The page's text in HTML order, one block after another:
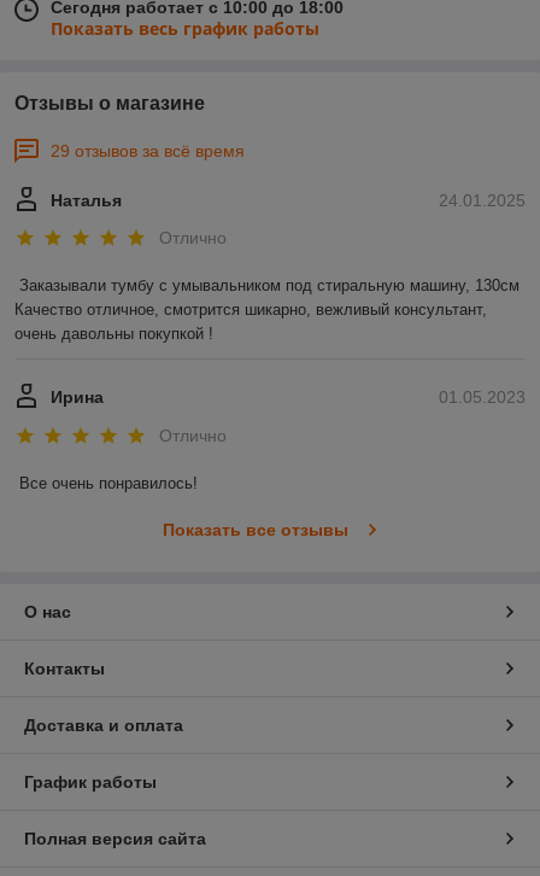
Сегодня работает с 10:00 до 18:00
Показать весь график работы
Отзывы о магазине
29 отзывов за всё время
24.01.2025
Наталья
Отлично
Заказывали тумбу с умывальником под стиральную машину, 130см
Качество отличное, смотрится шикарно, вежливый консультант,
очень давольны покупкой !
01.05.2023
Ирина
Отлично
Все очень понравилось!
Показать все отзывы
О нас
Контакты
Доставка и оплата
График работы
Полная версия сайта